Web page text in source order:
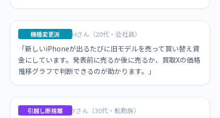
機種変更派 Hさん（20代・会社員）
「新しいiPhoneが出るたびに旧モデルを売って買い替え資
金にしています。発表前に売るか後に売るか、買取Xの価格
推移グラフで判断できるのが助かります。」
引越し断捨離 Yさん（30代・転勤族）